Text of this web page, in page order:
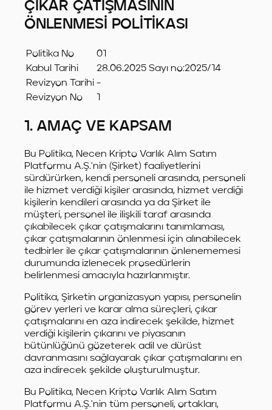
ÇIKAR ÇATIŞMASININ
ÖNLENMESİ POLİTİKASI
Politika No
01
Kabul Tarihi
28.06.2025 Sayı no:2025/14
Revizyon Tarihi -
Revizyon No
1. AMAÇ VE KAPSAM
Bu Politika, Necen Kripto Varlık Alım Satım
Platformu A.Ş.'nin (Şirket) faaliyetlerini
sürdürürken, kendi personeli arasında, personeli
ile hizmet verdiği kişiler arasında, hizmet verdiği
kişilerin kendileri arasında ya da Şirket ile
müşteri, personel ile ilişkili taraf arasında
çıkabilecek çıkar çatışmalarını tanımlaması,
çıkar çatışmalarının önlenmesi için alınabilecek
tedbirler ile çıkar çatışmalarının önlenememesi
durumunda izlenecek prosedürlerin
belirlenmesi amacıyla hazırlanmıştır.
Politika, Şirketin organizasyon yapısı, personelin
görev yerleri ve karar alma süreçleri, çıkar
çatışmalarını en aza indirecek şekilde, hizmet
verdiği kişilerin çıkarını ve piyasanın
bütünlüğünü gözeterek adil ve dürüst
davranmasını sağlayarak çıkar çatışmalarını en
aza indirecek şekilde oluşturulmuştur.
Bu Politika, Necen Kripto Varlık Alım Satım
Platformu A.Ş.'nin tüm personeli, ortakları,